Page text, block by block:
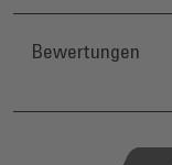
Bewertungen